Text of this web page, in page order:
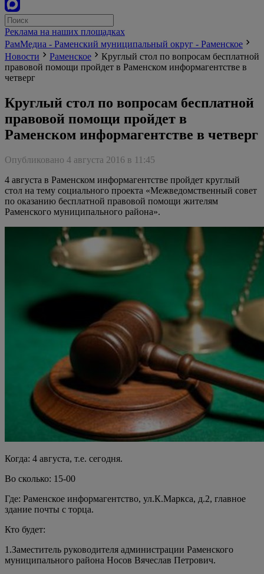
Реклама на наших площадках
РамМедиа - Раменский муниципальный округ - Раменское
Новости
Раменское
Круглый стол по вопросам бесплатной
правовой помощи пройдет в Раменском информагентстве в
четверг
Круглый стол по вопросам бесплатной
правовой помощи пройдет в
Раменском информагентстве в четверг
Опубликовано 4 августа 2016 в 11:45
4 августа в Раменском информагентстве пройдет круглый
стол на тему социального проекта «Межведомственный совет
по оказанию бесплатной правовой помощи жителям
Раменского муниципального района».
Когда: 4 августа, т.е. сегодня.
Во сколько: 15-00
Где: Раменское информагентство, ул.К.Маркса, д.2, главное
здание почты с торца.
Кто будет:
1.Заместитель руководителя администрации Раменского
муниципального района Носов Вячеслав Петрович.